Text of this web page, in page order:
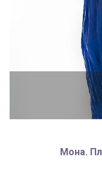
Мона.